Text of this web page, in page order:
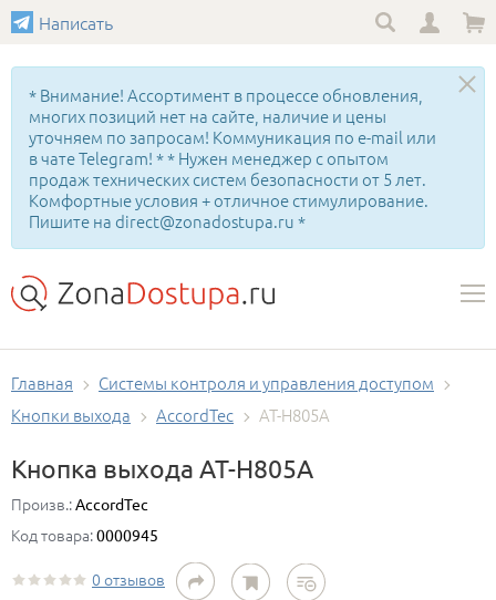
Написать
* Внимание! Ассортимент в процессе обновления,
многих позиций нет на сайте, наличие и цены
уточняем по запросам! Коммуникация по e-mail или
в чате Telegram! * * Нужен менеджер с опытом
продаж технических систем безопасности от 5 лет.
Комфортные условия + отличное стимулирование.
Пишите на direct@zonadostupa.ru *
Главная
Системы контроля и управления доступом
Кнопки выхода
AccordTec AT-H805A
Кнопка выхода AT-H805A
Произв.:AccordTec
Код товара:0000945
0 отзывов